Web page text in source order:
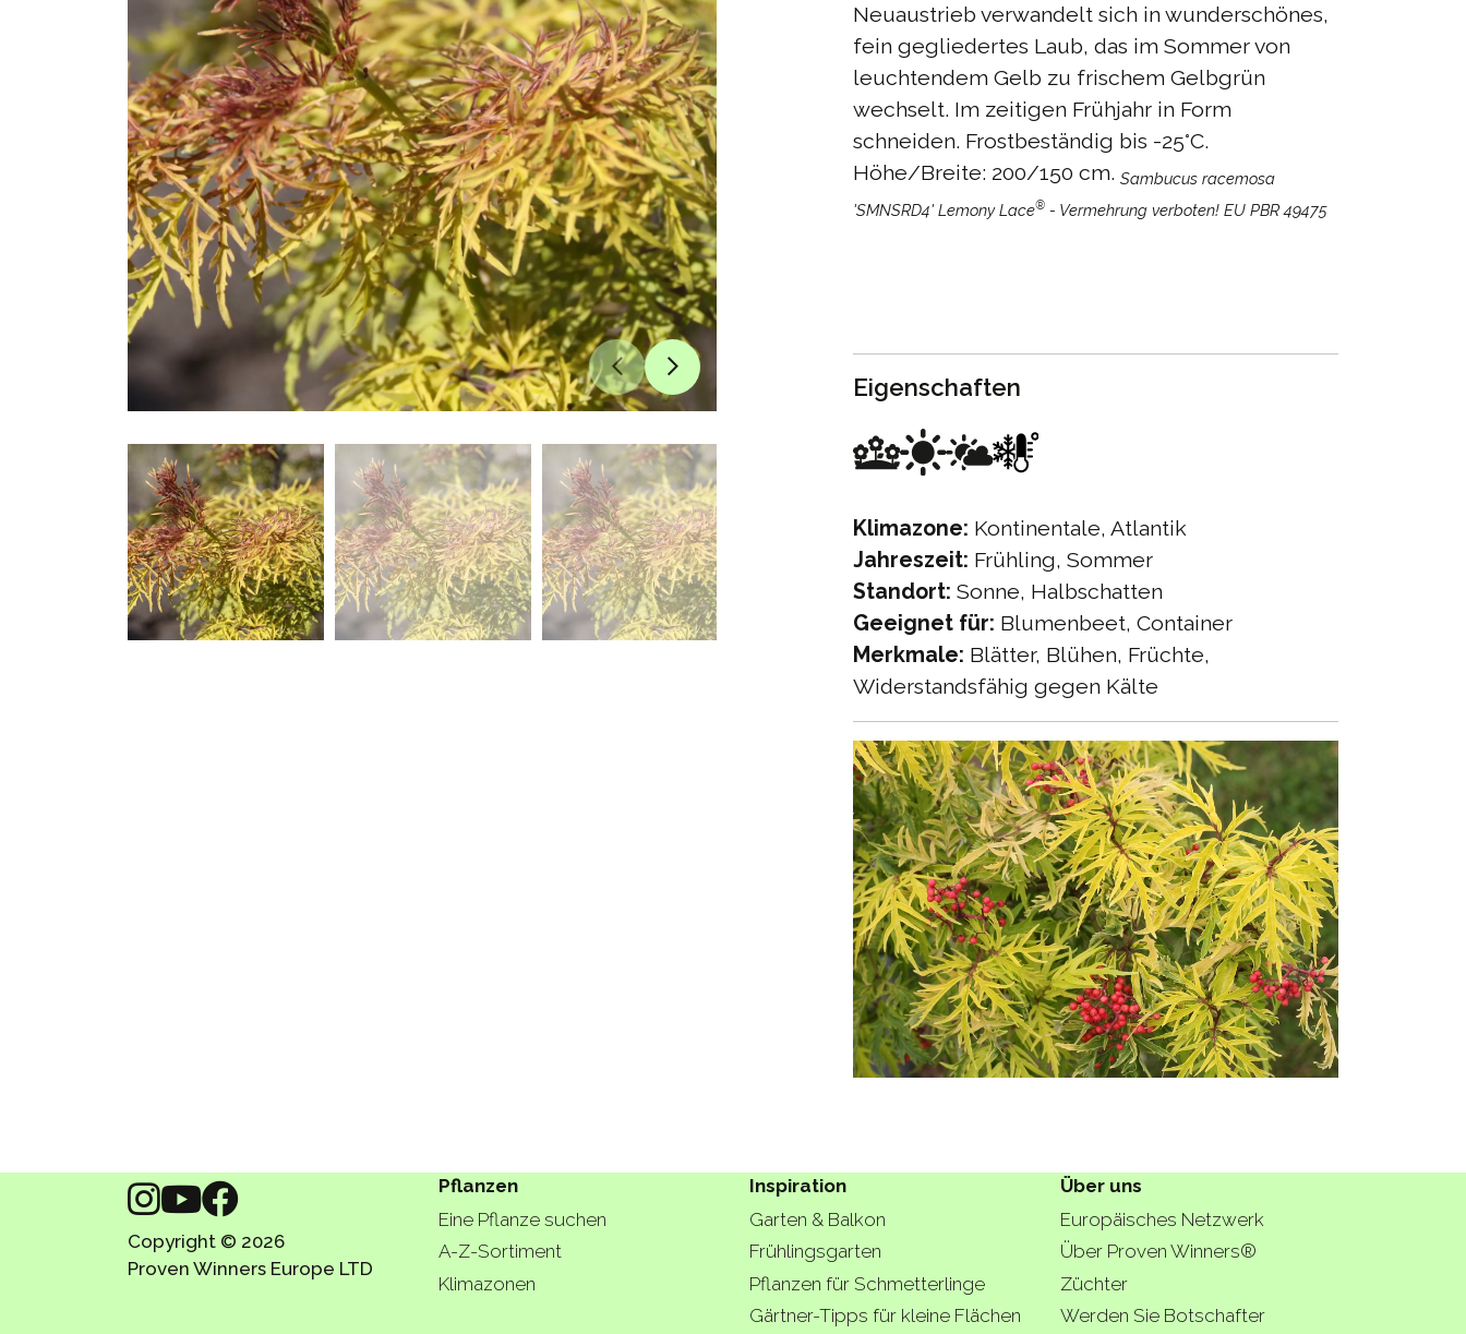
Neuaustrieb verwandelt sich in wunderschönes,
fein gegliedertes Laub, das im Sommer von
leuchtendem Gelb zu frischem Gelbgrün
wechselt. Im zeitigen Frühjahr in Form
schneiden. Frostbeständig bis -25°C.
Höhe/Breite: 200/150 cm. Sambucus racemosa
'SMNSRD4' Lemony Lace® - Vermehrung verboten! EU PBR 49475
Eigenschaften
Klimazone: Kontinentale, Atlantik
Jahreszeit: Frühling, Sommer
Standort: Sonne, Halbschatten
Geeignet für: Blumenbeet, Container
Merkmale: Blätter, Blühen, Früchte,
Widerstandsfähig gegen Kälte
Copyright © 2026
Proven Winners Europe LTD
Pflanzen
Eine Pflanze suchen
A-Z-Sortiment
Klimazonen
Inspiration
Garten & Balkon
Frühlingsgarten
Pflanzen für Schmetterlinge
Gärtner-Tipps für kleine Flächen
Über uns
Europäisches Netzwerk
Über Proven Winners®
Züchter
Werden Sie Botschafter